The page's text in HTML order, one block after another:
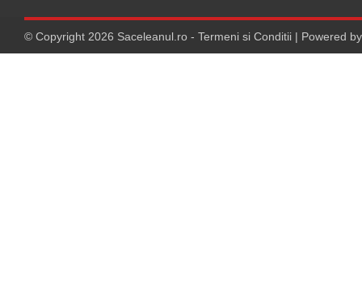
© Copyright 2026 Saceleanul.ro - Termeni si Conditii | Powered